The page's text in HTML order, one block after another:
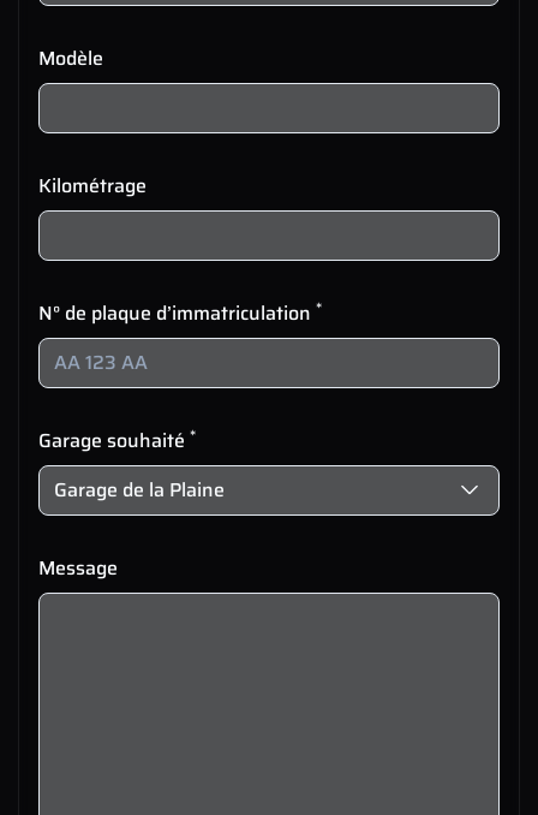
Modèle
Kilométrage
N° de plaque d’immatriculation *
Garage souhaité *
Message